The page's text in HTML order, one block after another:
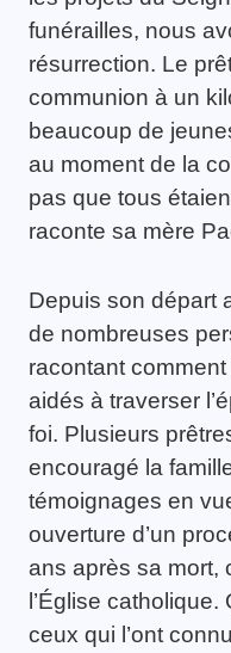
funérailles, nous
résurrection. Le
communion à un
beaucoup de
au moment de la
pas que tous
raconte sa mère
Depuis son départ
de nombreuses
racontant
aidés à traverser
foi. Plusieurs
encouragé la
témoignages en
ouverture d’un
ans après sa mort,
l’Église catholique.
ceux qui l’ont